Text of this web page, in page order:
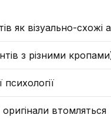
візуально-схожі
з різними
втомляться